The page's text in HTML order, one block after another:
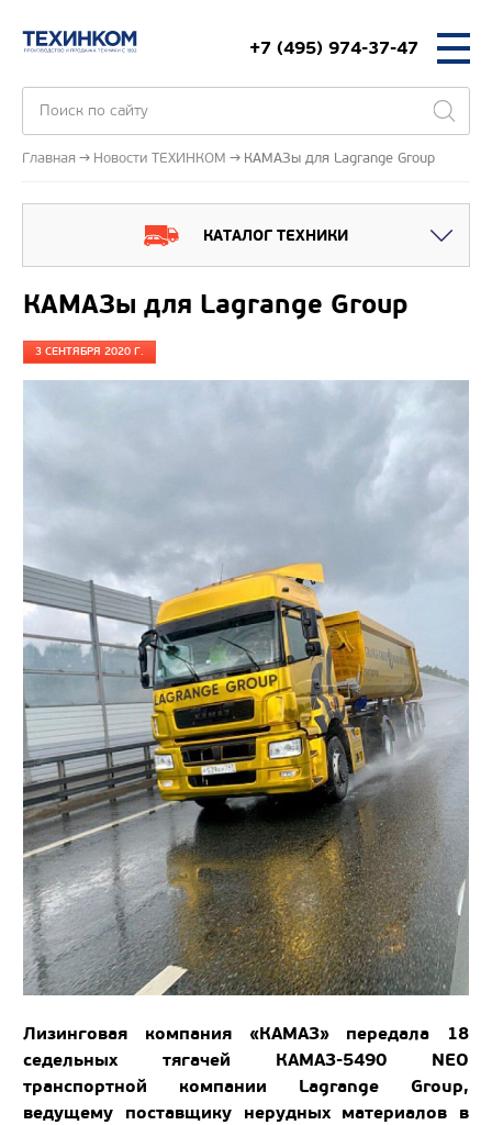
+7 (495) 974-37-47
Главная Новости ТЕХИНКОМ КАМАЗы для Lagrange Group
КАТАЛОГ ТЕХНИКИ
КАМАЗы для Lagrange Group
3 СЕНТЯБРЯ 2020 Г.
Лизинговая компания «КАМАЗ» передала 18
седельных тягачей КАМАЗ-5490 NEO
транспортной компании Lagrange Group,
ведущему поставщику нерудных материалов в